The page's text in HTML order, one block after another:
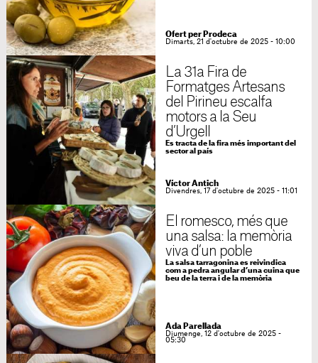
Ofert per Prodeca
Dimarts, 21 d'octubre de 2025 - 10:00
La 31a Fira de
Formatges Artesans
del Pirineu escalfa
motors a la Seu
d’Urgell
Es tracta de la fira més important del
sector al país
Víctor Antich
Divendres, 17 d'octubre de 2025 - 11:01
El romesco, més que
una salsa: la memòria
viva d’un poble
La salsa tarragonina es reivindica
com a pedra angular d’una cuina que
beu de la terra i de la memòria
Ada Parellada
Diumenge, 12 d'octubre de 2025 -
05:30